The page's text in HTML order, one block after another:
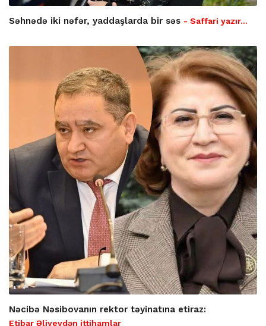
Səhnədə iki nəfər, yaddaşlarda bir səs - Saffari yazır…
Nəcibə Nəsibovanın rektor təyinatına etiraz:
Etibar Əliyevdən ittihamlar